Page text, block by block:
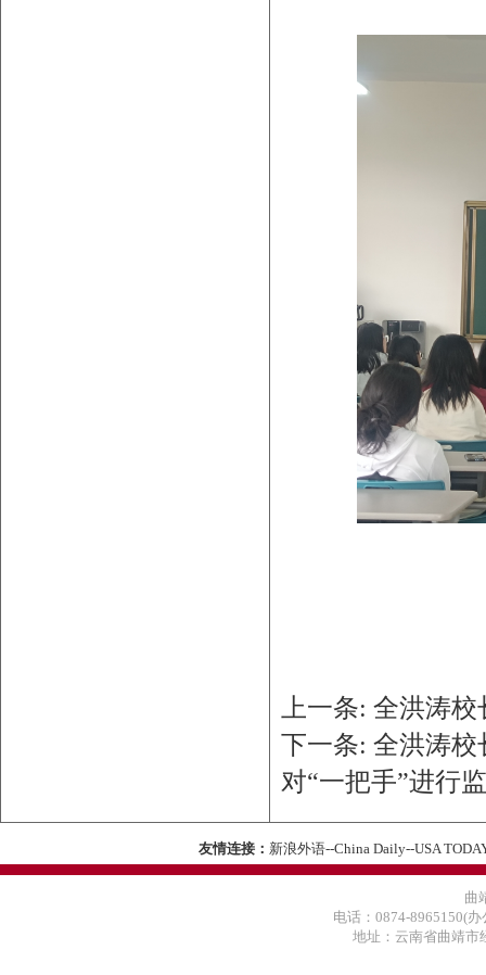
上一条: 全洪涛校
下一条: 全洪涛校
对“一把手”进行
友情连接： 新浪外语--China Daily--USA
曲
电话：0874-8965150(
地址：云南省曲靖市